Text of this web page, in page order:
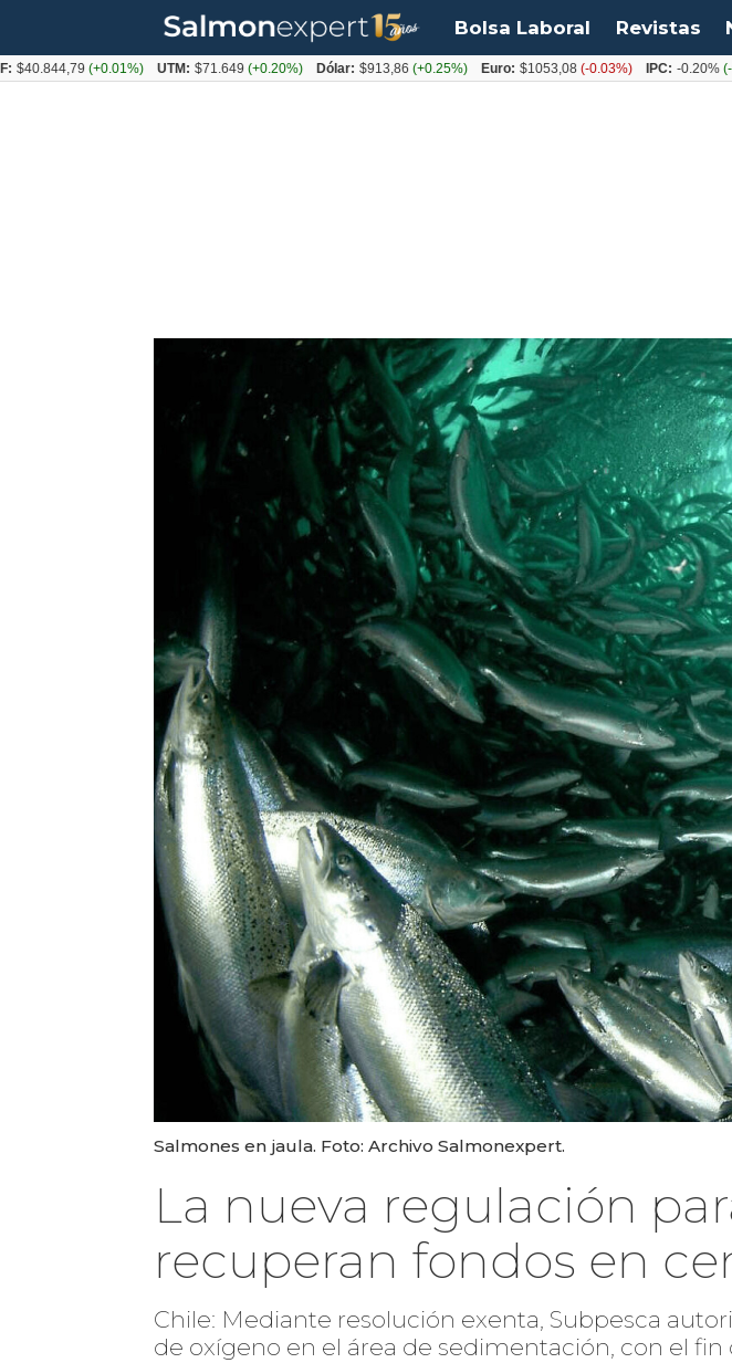
Bolsa Laboral Revistas
Salmones en jaula. Foto: Archivo Salmonexpert.
La nueva regulación
recuperan fondos en
Chile: Mediante resolución exenta, Subpesca
de oxígeno en el área de sedimentación, con el
(+0.01%) UTM: $71.649(+0.20%) Dólar: $913,86(+0.25%) Euro: $1053,08(-0.03%) IPC: -0.20% (-0.50